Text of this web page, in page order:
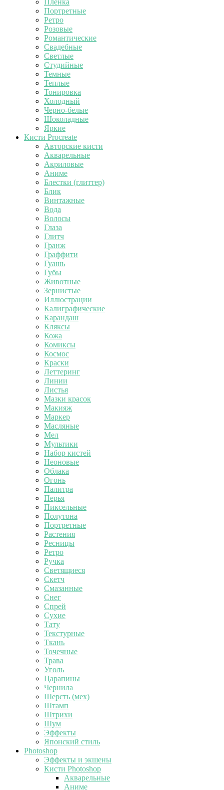
Пленка
Портретные
Ретро
Розовые
Романтические
Свадебные
Светлые
Студийные
Темные
Теплые
Тонировка
Холодный
Черно-белые
Шоколадные
Яркие
Кисти Procreate
Авторские кисти
Акварельные
Акриловые
Аниме
Блестки (глиттер)
Блик
Винтажные
Вода
Волосы
Глаза
Глитч
Гранж
Граффити
Гуашь
Губы
Животные
Зернистые
Иллюстрации
Калиграфические
Карандаш
Кляксы
Кожа
Комиксы
Космос
Краски
Леттеринг
Линии
Листья
Мазки красок
Макияж
Маркер
Масляные
Мел
Мультики
Набор кистей
Неоновые
Облака
Огонь
Палитра
Перья
Пиксельные
Полутона
Портретные
Растения
Ресницы
Ретро
Ручка
Светящиеся
Скетч
Смазанные
Снег
Спрей
Сухие
Тату
Текстурные
Ткань
Точечные
Трава
Уголь
Царапины
Чернила
Шерсть (мех)
Штамп
Штрихи
Шум
Эффекты
Японский стиль
Photoshop
Эффекты и экшены
Кисти Photoshop
Акварельные
Аниме